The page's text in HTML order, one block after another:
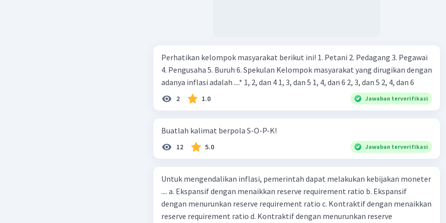
Perhatikan kelompok masyarakat berikut ini! 1. Petani 2. Pedagang 3. Pegawai
4. Pengusaha 5. Buruh 6. Spekulan Kelompok masyarakat yang dirugikan dengan
adanya inflasi adalah ....* 1, 2, dan 4 1, 3, dan 5 1, 4, dan 6 2, 3, dan 5 2, 4, dan 6
2 1.0 Jawaban terverifikasi
Buatlah kalimat berpola S-O-P-K!
12 5.0 Jawaban terverifikasi
Untuk mengendalikan inflasi, pemerintah dapat melakukan kebijakan moneter
.... a. Ekspansif dengan menaikkan reserve requirement ratio b. Ekspansif
dengan menurunkan reserve requirement ratio c. Kontraktif dengan menaikkan
reserve requirement ratio d. Kontraktif dengan menurunkan reserve